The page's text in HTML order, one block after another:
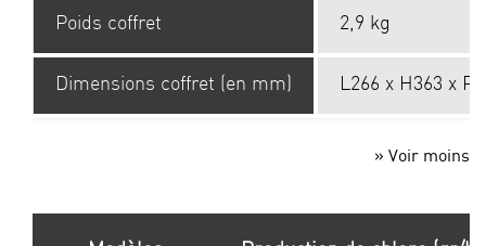
Poids coffret 2,9 kg
Dimensions coffret (en mm) L266 x H363 x
» Voir moins